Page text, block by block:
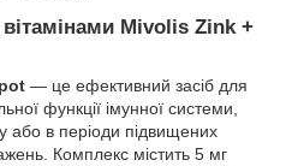
вітамінами Mivolis Zink +
— це ефективний засіб для
функції імунної системи,
або в періоди підвищених
Комплекс містить 5 мг